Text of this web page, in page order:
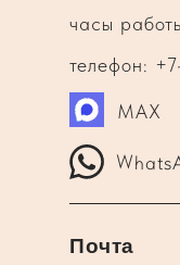
часы
телефон:
MAX
Почта